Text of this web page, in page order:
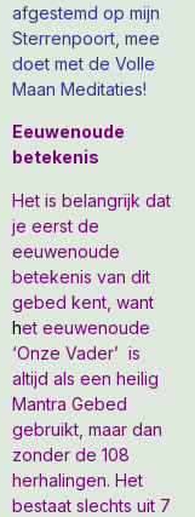
afgestemd op mijn
Sterrenpoort, mee
doet met de Volle
Maan Meditaties!
Eeuwenoude
betekenis
Het is belangrijk dat
je eerst de
eeuwenoude
betekenis van dit
gebed kent, want
het eeuwenoude
‘Onze Vader’ is
altijd als een heilig
MantraGebed
gebruikt, maar dan
zonder de 108
herhalingen. Het
bestaat slechts uit 7